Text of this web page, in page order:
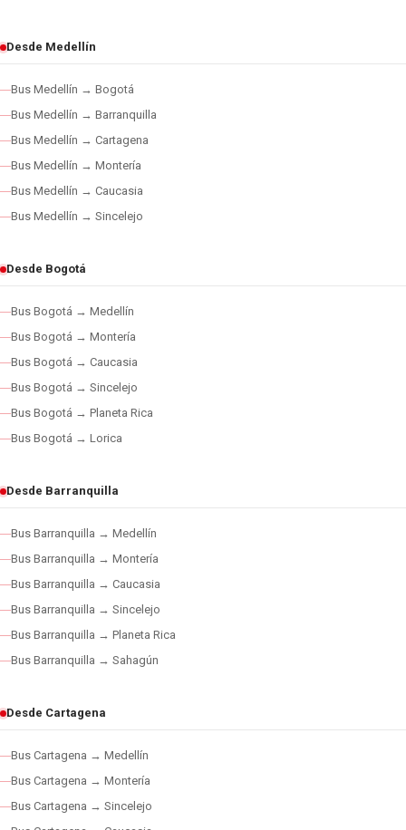
Desde Medellín
Bus Medellín → Bogotá
Bus Medellín → Barranquilla
Bus Medellín → Cartagena
Bus Medellín → Montería
Bus Medellín → Caucasia
Bus Medellín → Sincelejo
Desde Bogotá
Bus Bogotá → Medellín
Bus Bogotá → Montería
Bus Bogotá → Caucasia
Bus Bogotá → Sincelejo
Bus Bogotá → Planeta Rica
Bus Bogotá → Lorica
Desde Barranquilla
Bus Barranquilla → Medellín
Bus Barranquilla → Montería
Bus Barranquilla → Caucasia
Bus Barranquilla → Sincelejo
Bus Barranquilla → Planeta Rica
Bus Barranquilla → Sahagún
Desde Cartagena
Bus Cartagena → Medellín
Bus Cartagena → Montería
Bus Cartagena → Sincelejo